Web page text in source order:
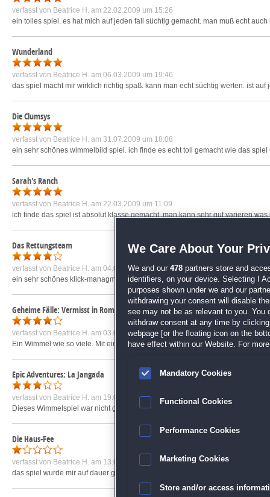
verfasst von Beatrice H. am 22.02.2009 um 15:26
ein tolles spiel. es hat mich auf jeden fall süchtig gemacht. man muß echt
Wunderland
verfasst von Beatrice H. am 06.03.2009 um 19:46
das spiel macht mir wirklich richtig spaß. kann man echt süchtig werten. ist
Die Clumsys
verfasst von Beatrice H. am 31.07.2009 um 18:08
ein sehr schönes wimmelbild spiel. ich finde es echt toll gemacht wie das
Sarah's Ranch
verfasst von Beatrice H. am 22.03.2009 um 11:09
ich finde das spiel ist absolut klasse gemacht. man kann sehr gut varieren
Das Rettungsteam
verfasst von Beatrice H. am 04.06.2011 um 13:05
ein sehr schönes klick-managmentspiel...hat mir sehr viel spaß
Geheime Fälle: Vermisst in Rom
verfasst von Beatrice H. am 03.04.2011 um 15:47
Ein Wimmel wie so viele. Mit einpaar Rätsel als Abwechslung. grafik und
Epic Adventures: La Jangada
verfasst von Beatrice H. am 19.01.2011 um 14:05
Dieses Wimmelspiel war nicht ganz mein Fall. zu oft wurde das Spiel
Die Haus-Fee
verfasst von Beatrice H. am 13.08.2009 um 17:10
das spiel wurde mir auf dauer gesehen langweilig da es ständig die
We Care About Your
We and our 478 partners store and
identifiers, on your device. Selecting I
purposes shown under we and our
withdrawing your consent will disable
see may not be as relevant to you. You
withdraw consent at any time by
webpage [or the floating icon on the
have effect within our Website. For
Mandatory Cookies
Functional Cookies
Performance Cookies
Marketing Cookies
Store and/or access